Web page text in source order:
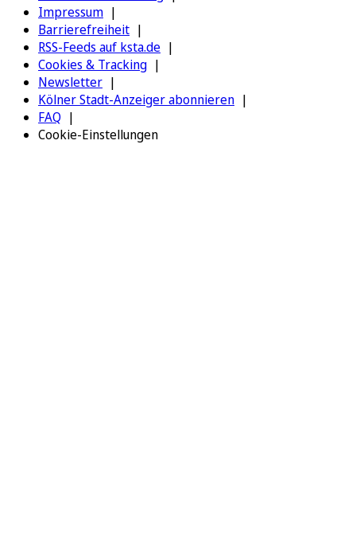
Impressum
Barrierefreiheit
RSS-Feeds auf ksta.de
Cookies & Tracking
Newsletter
Kölner Stadt-Anzeiger abonnieren
FAQ
Cookie-Einstellungen